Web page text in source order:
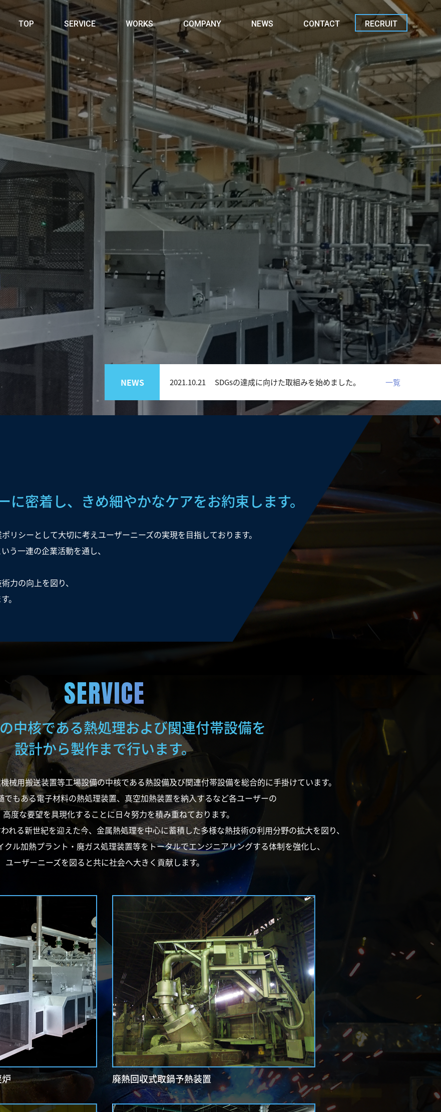
TOP SERVICE WORKS COMPANY NEWS CONTACT RECRUIT
NEWS 2021.10.21 SDGsの達成に向けた取組みを始めました。 一覧
に密着し、きめ細やかなケアをお約束します。
リシーとして大切に考えユーザーニーズの実現を目指しております。
う一連の企業活動を通し、
力の向上を図り、
。
SERVICE
中核である熱処理および関連付帯設備を
設計から製作まで行います。
械用搬送装置等工場設備の中核である熱設備及び関連付帯設備を総合的に手掛けています。
でもある電子材料の熱処理装置、真空加熱装置を納入するなど各ユーザーの
要望を具現化することに日々努力を積み重ねております。
れる新世紀を迎えた今、金属熱処理を中心に蓄積した多様な熱技術の利用分野の拡大を図り、
ル加熱プラント・廃ガス処理装置等をトータルでエンジニアリングする体制を強化し、
ユーザーニーズを図ると共に社会へ大きく貢献します。
廃熱回収式取鍋予熱装置